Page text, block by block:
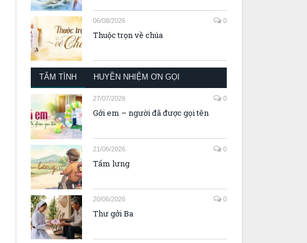
06/08/2026 0
Thuộc trọn về chúa
TÂM TÌNH HUYỀN NHIỆM ƠN GỌI
27/07/2026 0
Gởi em – người đã được gọi tên
21/06/2026 0
Tấm lưng
20/06/2026 0
Thư gởi Ba